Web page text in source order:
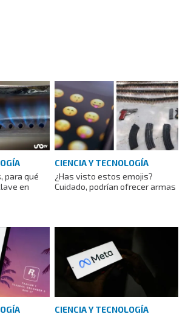
para qué
en
CIENCIA Y TECNOLOGÍA
¿Has visto estos emojis?
Cuidado, podrían ofrecer armas
CIENCIA Y TECNOLOGÍA